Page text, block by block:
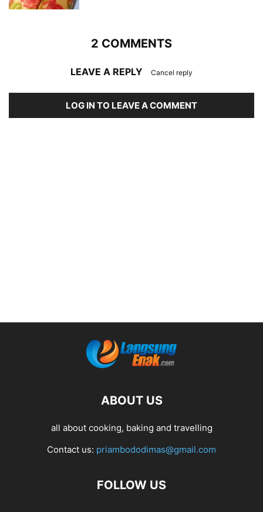
2 COMMENTS
LEAVE A REPLY Cancel reply
LOG IN TO LEAVE A COMMENT
ABOUT US
all about cooking, baking and travelling
Contact us: priambododimas@gmail.com
FOLLOW US